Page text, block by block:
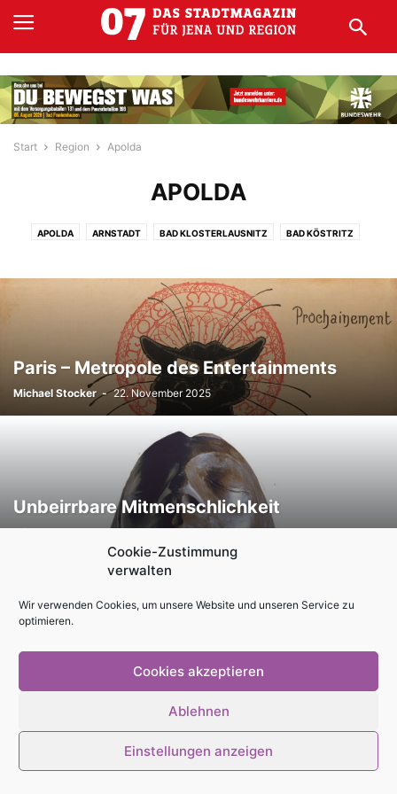
Cookie-Zustimmung
verwalten
Wir verwenden Cookies, um unsere Website und unseren Service zu
optimieren.
Cookies akzeptieren
Ablehnen
Einstellungen anzeigen
Start Region Apolda
APOLDA
APOLDA ARNSTADT BAD KLOSTERLAUSNITZ BAD KÖSTRITZ
MEININGEN RONNEBURG RUDOLSTADT SÖMMERDA STADTRODA
WEIDA WEIMAR
Paris – Metropole des Entertainments
Michael Stocker - 22. November 2025
Unbeirrbare Mitmenschlichkeit
Michael Stocker - 7. Februar 2022
Impressum Kontakt Magazin als PDF Mediadaten
© Stadtmagazin tam.tam 2026